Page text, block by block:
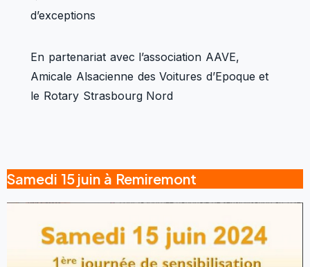
d’exceptions
En partenariat avec l’association AAVE,
Amicale Alsacienne des Voitures d’Epoque et
le Rotary Strasbourg Nord
Samedi 15 juin à Remiremont